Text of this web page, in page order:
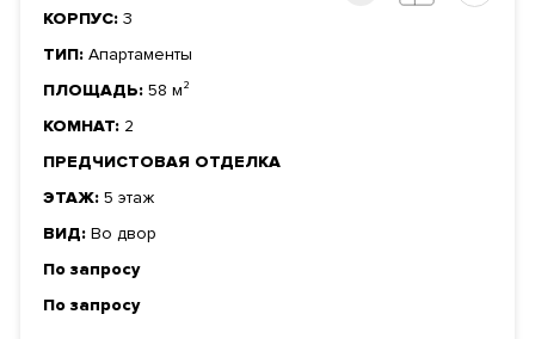
КОРПУС: 3
ТИП: Апартаменты
ПЛОЩАДЬ: 58 м²
КОМНАТ: 2
ПРЕДЧИСТОВАЯ ОТДЕЛКА
ЭТАЖ: 5 этаж
ВИД: Во двор
По запросу
По запросу